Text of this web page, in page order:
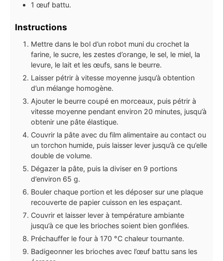
1 œuf battu.
Instructions
Mettre dans le bol d’un robot muni du crochet la
farine, le sucre, les zestes d’orange, le sel, le miel, la
levure, le lait et les œufs, sans le beurre.
Laisser pétrir à vitesse moyenne jusqu’à obtention
d’un mélange homogène.
Ajouter le beurre coupé en morceaux, puis pétrir à
vitesse moyenne pendant environ 20 minutes, jusqu’à
obtenir une pâte élastique.
Couvrir la pâte avec du film alimentaire au contact ou
un torchon humide, puis laisser lever jusqu’à ce qu’elle
double de volume.
Dégazer la pâte, puis la diviser en 9 portions
d’environ 65 g.
Bouler chaque portion et les déposer sur une plaque
recouverte de papier cuisson en les espaçant.
Couvrir et laisser lever à température ambiante
jusqu’à ce que les brioches soient bien gonflées.
Préchauffer le four à 170 °C chaleur tournante.
Badigeonner les brioches avec l’œuf battu sans les